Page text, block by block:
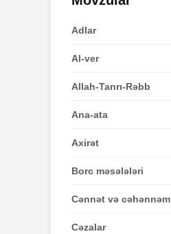
Adlar
Al-ver
Allah-Tanrı-Rəbb
Ana-ata
Axirət
Borc məsələləri
Cənnət və cəhənnəm
Cəzalar